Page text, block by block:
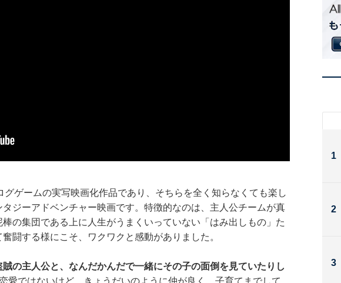
グゲームの実写映画化作品であり、そちらを全く知らなくても楽し
ジーアドベンチャー映画です。特徴的なのは、主人公チームが真
の集団である上に人生がうまくいっていない「はみ出しもの」た
闘する様にこそ、ワクワクと感動がありました。
の主人公と、なんだかんだで一緒にその子の面倒を見ていたりし
1
2
3